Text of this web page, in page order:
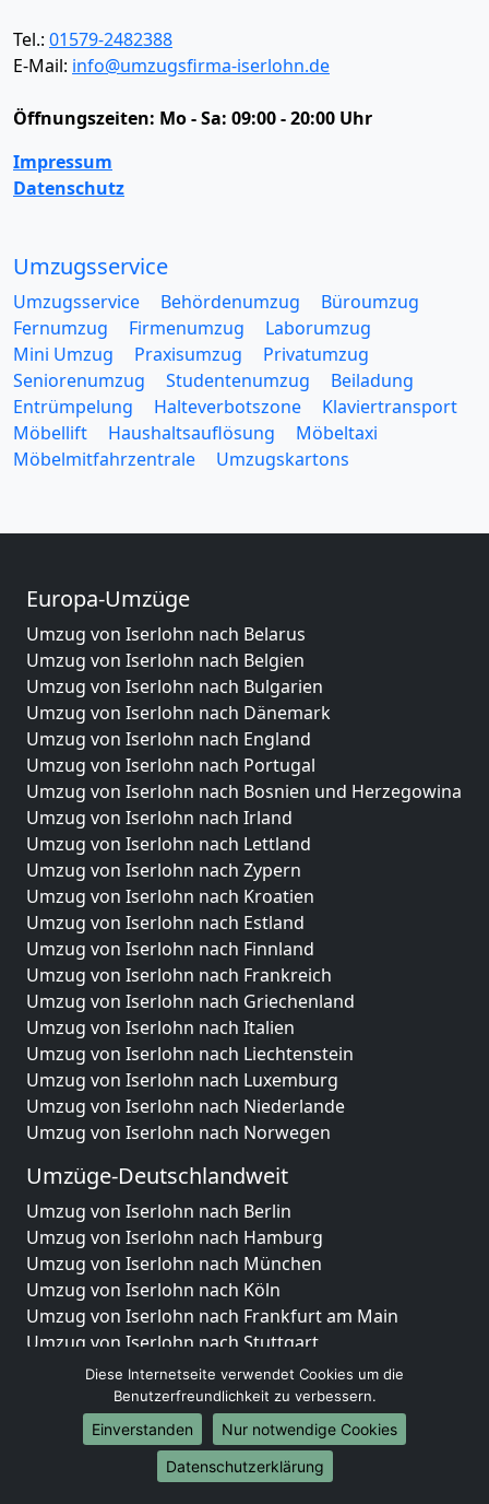
Tel.: 01579-2482388
E-Mail: info@umzugsfirma-iserlohn.de
Öffnungszeiten: Mo - Sa: 09:00 - 20:00 Uhr
Impressum
Datenschutz
Umzugsservice
Umzugsservice Behördenumzug
Büroumzug
Fernumzug
Firmenumzug
Laborumzug
Mini Umzug
Praxisumzug
Privatumzug
Seniorenumzug
Studentenumzug
Beiladung
Entrümpelung
Halteverbotszone
Klaviertransport
Möbellift
Haushaltsauflösung
Möbeltaxi
Möbelmitfahrzentrale
Umzugskartons
Europa-Umzüge
Umzug von Iserlohn nach Belarus
Umzug von Iserlohn nach Belgien
Umzug von Iserlohn nach Bulgarien
Umzug von Iserlohn nach Dänemark
Umzug von Iserlohn nach England
Umzug von Iserlohn nach Portugal
Umzug von Iserlohn nach Bosnien und Herzegowina
Umzug von Iserlohn nach Irland
Umzug von Iserlohn nach Lettland
Umzug von Iserlohn nach Zypern
Umzug von Iserlohn nach Kroatien
Umzug von Iserlohn nach Estland
Umzug von Iserlohn nach Finnland
Umzug von Iserlohn nach Frankreich
Umzug von Iserlohn nach Griechenland
Umzug von Iserlohn nach Italien
Umzug von Iserlohn nach Liechtenstein
Umzug von Iserlohn nach Luxemburg
Umzug von Iserlohn nach Niederlande
Umzug von Iserlohn nach Norwegen
Umzüge-Deutschlandweit
Umzug von Iserlohn nach Berlin
Umzug von Iserlohn nach Hamburg
Umzug von Iserlohn nach München
Umzug von Iserlohn nach Köln
Umzug von Iserlohn nach Frankfurt am Main
Umzug von Iserlohn nach Stuttgart
Umzug von Iserlohn nach Düsseldorf
Umzug von Iserlohn nach Leipzig
Umzug von Iserlohn nach Dortmund
Umzug von Iserlohn nach Essen
Umzug von Iserlohn nach Bremen
Diese Internetseite verwendet Cookies um die
Benutzerfreundlichkeit zu verbessern.
Einverstanden
Nur notwendige Cookies
Datenschutzerklärung